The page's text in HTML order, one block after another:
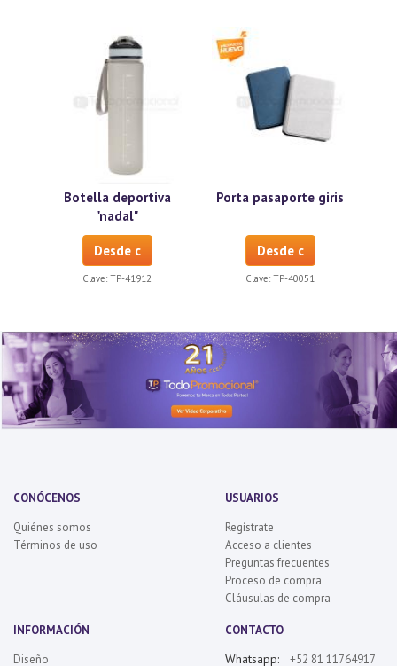
Botella deportiva
"nadal"
Desde c
Clave: TP-41912
Porta pasaporte giris
Desde c
Clave: TP-40051
CONÓCENOS
Quiénes somos
Términos de uso
USUARIOS
Regístrate
Acceso a clientes
Preguntas frecuentes
Proceso de compra
Cláusulas de compra
INFORMACIÓN
Diseño
CONTACTO
Whatsapp: +52 81 11764917